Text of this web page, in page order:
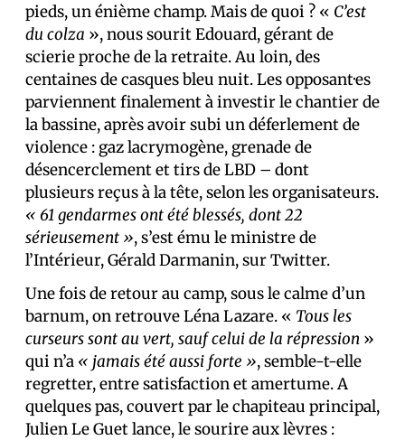
pieds, un énième champ. Mais de quoi ? « C’est
du colza », nous sourit Edouard, gérant de
scierie proche de la retraite. Au loin, des
centaines de casques bleu nuit. Les opposant·es
parviennent finalement à investir le chantier de
la bassine, après avoir subi un déferlement de
violence : gaz lacrymogène, grenade de
désencerclement et tirs de LBD – dont
plusieurs reçus à la tête, selon les organisateurs.
« 61 gendarmes ont été blessés, dont 22
sérieusement », s’est ému le ministre de
l’Intérieur, Gérald Darmanin, sur Twitter.
Une fois de retour au camp, sous le calme d’un
barnum, on retrouve Léna Lazare. « Tous les
curseurs sont au vert, sauf celui de la répression »
qui n’a « jamais été aussi forte », semble-t-elle
regretter, entre satisfaction et amertume. A
quelques pas, couvert par le chapiteau principal,
Julien Le Guet lance, le sourire aux lèvres :